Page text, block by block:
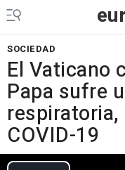
SOCIEDAD
El Vaticano
Papa sufre
respiratoria,
COVID-19